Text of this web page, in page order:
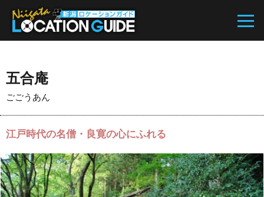
五合庵
ごごうあん
江戸時代の名僧・良寛の心にふれる